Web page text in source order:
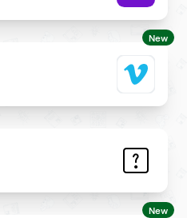
New
to the most common
New